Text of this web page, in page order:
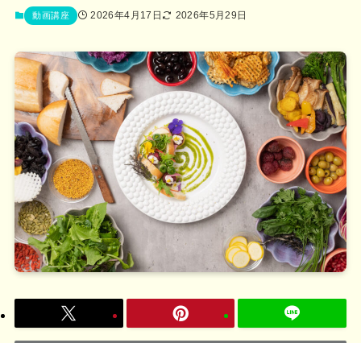
動画講座 2026年4月17日 2026年5月29日